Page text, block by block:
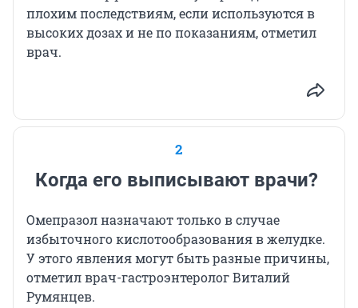
плохим последствиям, если используются в
высоких дозах и не по показаниям, отметил
врач.
2
Когда его выписывают врачи?
Омепразол назначают только в случае
избыточного кислотообразования в желудке.
У этого явления могут быть разные причины,
отметил врач-гастроэнтеролог Виталий
Румянцев.